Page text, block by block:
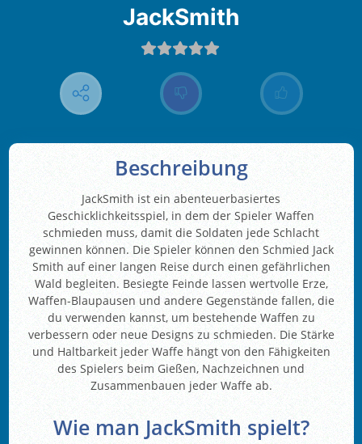
JackSmith
Beschreibung
JackSmith ist ein abenteuerbasiertes
Geschicklichkeitsspiel, in dem der Spieler Waffen
schmieden muss, damit die Soldaten jede Schlacht
gewinnen können. Die Spieler können den Schmied Jack
Smith auf einer langen Reise durch einen gefährlichen
Wald begleiten. Besiegte Feinde lassen wertvolle Erze,
Waffen-Blaupausen und andere Gegenstände fallen, die
du verwenden kannst, um bestehende Waffen zu
verbessern oder neue Designs zu schmieden. Die Stärke
und Haltbarkeit jeder Waffe hängt von den Fähigkeiten
des Spielers beim Gießen, Nachzeichnen und
Zusammenbauen jeder Waffe ab.
Wie man JackSmith spielt?